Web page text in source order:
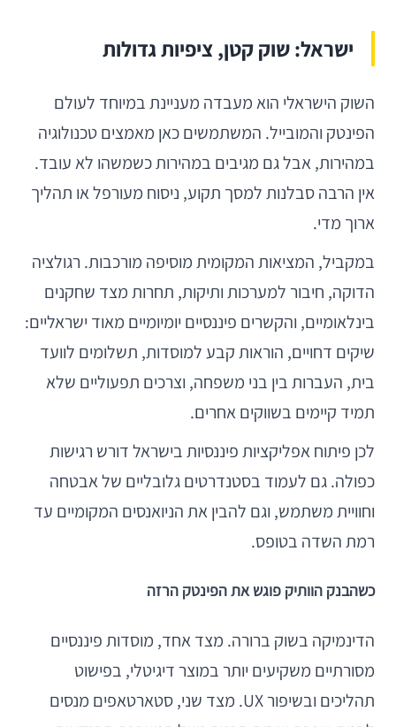
ישראל: שוק קטן, ציפיות גדולות
השוק הישראלי הוא מעבדה מעניינת במיוחד לעולם
הפינטק והמובייל. המשתמשים כאן מאמצים טכנולוגיה
במהירות, אבל גם מגיבים במהירות כשמשהו לא עובד.
אין הרבה סבלנות למסך תקוע, ניסוח מעורפל או תהליך
ארוך מדי.
במקביל, המציאות המקומית מוסיפה מורכבות. רגולציה
הדוקה, חיבור למערכות ותיקות, תחרות מצד שחקנים
בינלאומיים, והקשרים פיננסיים יומיומיים מאוד ישראליים:
שיקים דחויים, הוראות קבע למוסדות, תשלומים לוועד
בית, העברות בין בני משפחה, וצרכים תפעוליים שלא
תמיד קיימים בשווקים אחרים.
לכן פיתוח אפליקציות פיננסיות בישראל דורש רגישות
כפולה. גם לעמוד בסטנדרטים גלובליים של אבטחה
וחוויית משתמש, וגם להבין את הניואנסים המקומיים עד
רמת השדה בטופס.
כשהבנק הוותיק פוגש את הפינטק הרזה
הדינמיקה בשוק ברורה. מצד אחד, מוסדות פיננסיים
מסורתיים משקיעים יותר במוצר דיגיטלי, בפישוט
תהליכים ובשיפור UX. מצד שני, סטארטאפים מנסים